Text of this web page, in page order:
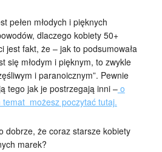
pełen młodych i pięknych
dlaczego kobiety 50+
jest fakt, że – jak to podsumowała
się młodym i pięknym, to zwykle
i paranoicznym”. Pewnie
tego jak je postrzegają inni –o
możesz poczytać tutaj.
dobrze, że coraz starsze kobiety
marek?